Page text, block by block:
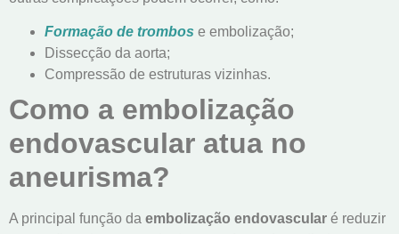
Formação de trombos e embolização;
Dissecção da aorta;
Compressão de estruturas vizinhas.
Como a embolização
endovascular atua no
aneurisma?
A principal função da embolização endovascular é reduzir